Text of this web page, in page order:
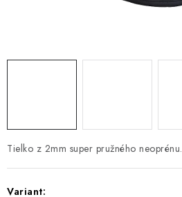
Tielko z 2mm super pružného neoprénu.
Variant: